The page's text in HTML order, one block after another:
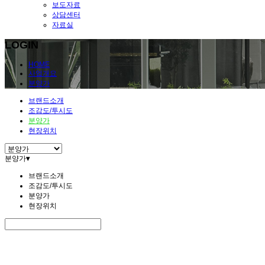
보도자료
상담센터
자료실
LOGIN
HOME
사업개요
분양가
브랜드소개
조감도/투시도
분양가
현장위치
분양가▾
브랜드소개
조감도/투시도
분양가
현장위치